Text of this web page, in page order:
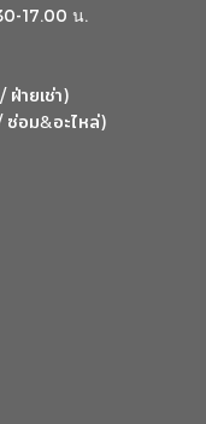
17.00 น.
ฝ่ายเช่า)
ซ่อม&อะไหล่)